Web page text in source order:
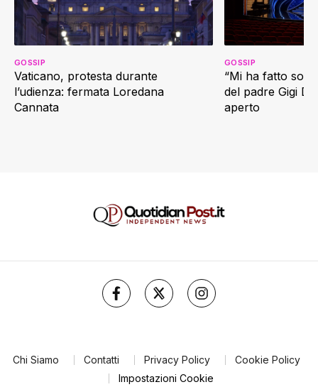
Vaticano, protesta durante
l’udienza: fermata Loredana
Cannata
GOSSIP
“Mi ha fatto
del padre Gigi
aperto
GOSSIP
Chi Siamo Contatti Privacy Policy
Cookie Policy
Impostazioni Cookie